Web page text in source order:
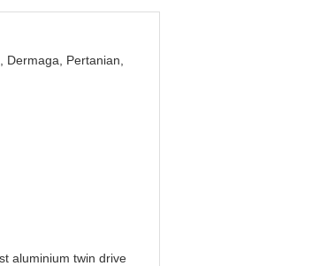
Dermaga, Pertanian,
aluminium twin drive